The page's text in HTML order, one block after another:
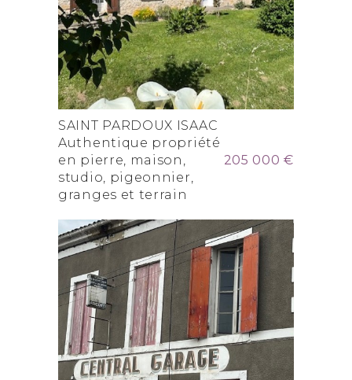
SAINT PARDOUX ISAAC
Authentique propriété
en pierre, maison,
studio, pigeonnier,
granges et terrain
205 000 €